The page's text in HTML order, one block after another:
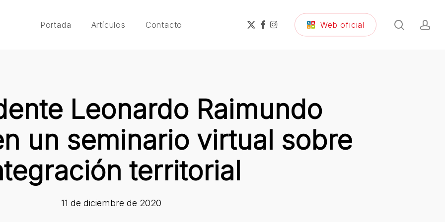
Portada Artículos Contacto
x-
twitter
facebook
instagram Web oficial search
Leonardo Raimundo
un seminario virtual sobre
territorial
11 de diciembre de 2020